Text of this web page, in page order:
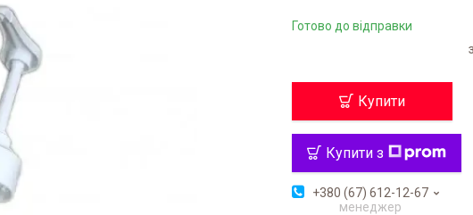
Готово до відправки
Купити
Купити з
+380 (67) 612-12-67
менеджер